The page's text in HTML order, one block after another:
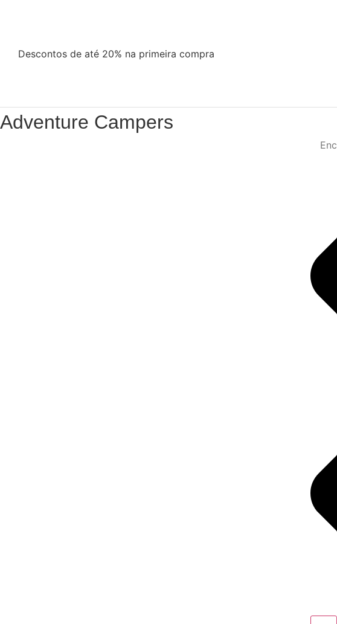
Descontos de até 20% na primeira compra
Adventure Campers